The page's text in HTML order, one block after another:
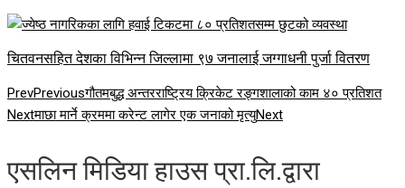
चितवनसहित देशका विभिन्न जिल्लामा ९७ जनालाई जग्गाधनी पुर्जा वितरण
PrevPreviousगौतमबुद्ध अन्तरराष्ट्रिय क्रिकेट रङ्गशालाको काम ४० प्रतिशत
Nextमाछा मार्ने क्रममा करेन्ट लागेर एक जनाको मृत्युNext
एसलिन मिडिया हाउस प्रा.लि.द्वारा